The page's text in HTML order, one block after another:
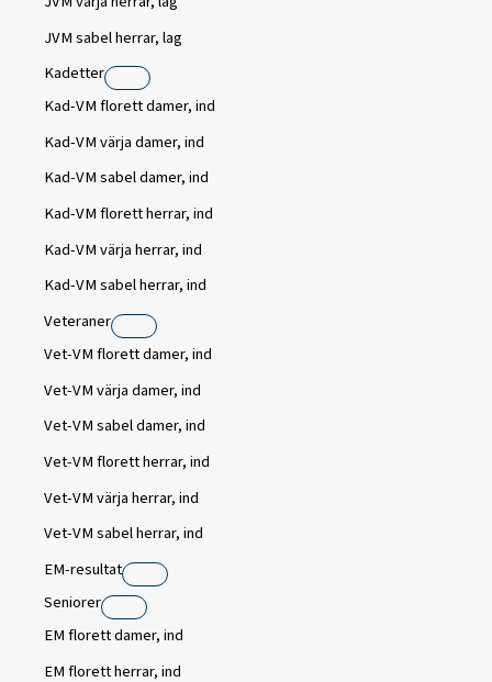
JVM sabel herrar, lag
Kadetter
Kad-VM florett damer, ind
Kad-VM värja damer, ind
Kad-VM sabel damer, ind
Kad-VM florett herrar, ind
Kad-VM värja herrar, ind
Kad-VM sabel herrar, ind
Veteraner
Vet-VM florett damer, ind
Vet-VM värja damer, ind
Vet-VM sabel damer, ind
Vet-VM florett herrar, ind
Vet-VM värja herrar, ind
Vet-VM sabel herrar, ind
EM-resultat
Seniorer
EM florett damer, ind
EM florett herrar, ind